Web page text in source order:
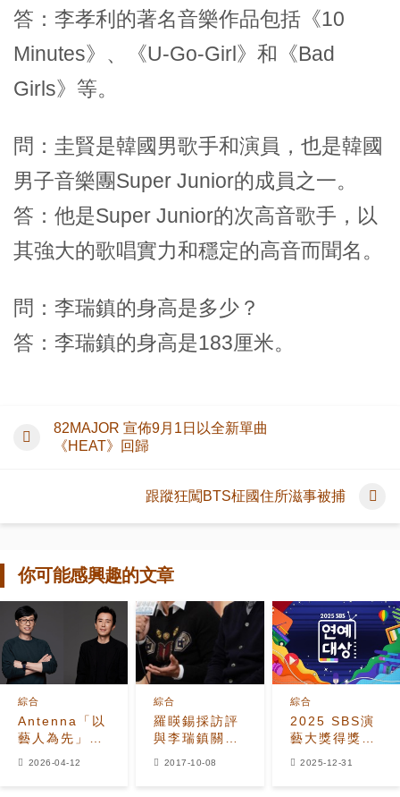
答：李孝利的著名音樂作品包括《10
Minutes》、《U-Go-Girl》和《Bad
Girls》等。
問：圭賢是韓國男歌手和演員，也是韓國
男子音樂團Super Junior的成員之一。
答：他是Super Junior的次高音歌手，以
其強大的歌唱實力和穩定的高音而聞名。
問：李瑞鎮的身高是多少？
答：李瑞鎮的身高是183厘米。
82MAJOR 宣佈9月1日以全新單曲
《HEAT》回歸
跟蹤狂闖BTS柾國住所滋事被捕
你可能感興趣的文章
Antenna「以
藝人為先」理
綜合
2026-04-12
羅䁐錫採訪評
與李瑞鎮關
綜合
2017-10-08
2025 SBS演
藝大獎得獎名
綜合
2025-12-31